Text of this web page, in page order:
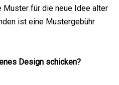
Muster für die neue Idee alter
ist eine Mustergebühr
Design schicken?